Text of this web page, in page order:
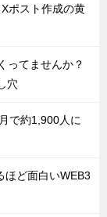
ポスト作成の黄
ってませんか？
穴
で約1,900人に
ほど面白いWEB3